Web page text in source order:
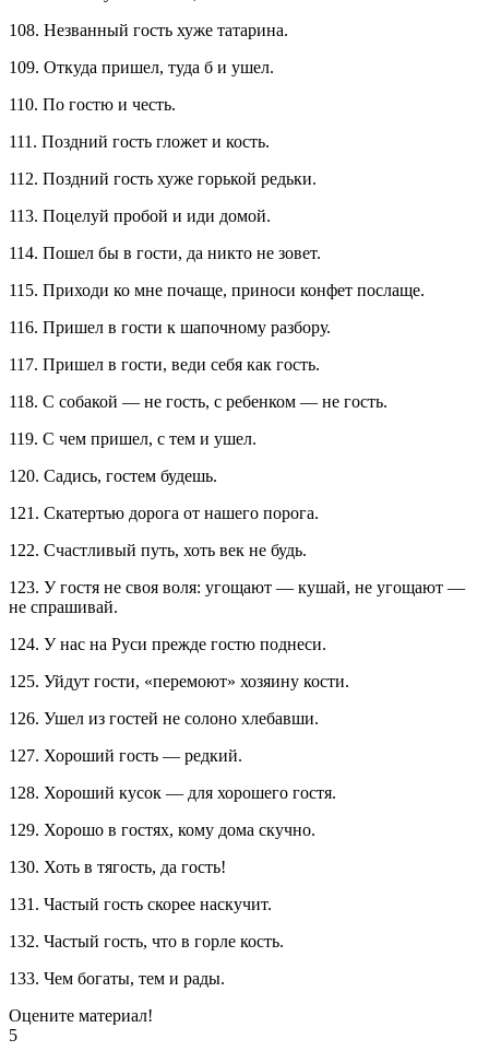
108. Незванный гость хуже татарина.
109. Откуда пришел, туда б и ушел.
110. По гостю и честь.
111. Поздний гость гложет и кость.
112. Поздний гость хуже горькой редьки.
113. Поцелуй пробой и иди домой.
114. Пошел бы в гости, да никто не зовет.
115. Приходи ко мне почаще, приноси конфет послаще.
116. Пришел в гости к шапочному разбору.
117. Пришел в гости, веди себя как гость.
118. С собакой — не гость, с ребенком — не гость.
119. С чем пришел, с тем и ушел.
120. Садись, гостем будешь.
121. Скатертью дорога от нашего порога.
122. Счастливый путь, хоть век не будь.
123. У гостя не своя воля: угощают — кушай, не угощают —
не спрашивай.
124. У нас на Руси прежде гостю поднеси.
125. Уйдут гости, «перемоют» хозяину кости.
126. Ушел из гостей не солоно хлебавши.
127. Хороший гость — редкий.
128. Хороший кусок — для хорошего гостя.
129. Хорошо в гостях, кому дома скучно.
130. Хоть в тягость, да гость!
131. Частый гость скорее наскучит.
132. Частый гость, что в горле кость.
133. Чем богаты, тем и рады.
Оцените материал!
5